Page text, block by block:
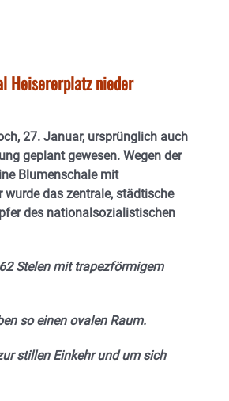
Heisererplatz nieder
27. Januar, ursprünglich auch
geplant gewesen. Wegen der
Blumenschale mit
wurde das zentrale, städtische
des nationalsozialistischen
Stelen mit trapezförmigem
so einen ovalen Raum.
stillen Einkehr und um sich